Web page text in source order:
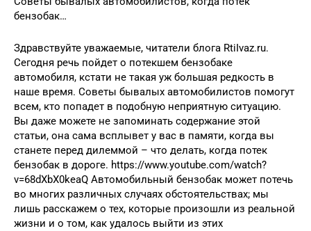
бензобак…
Здравствуйте уважаемые, читатели блога RtiIvaz.ru.
Сегодня речь пойдет о потекшем бензобаке
автомобиля, кстати не такая уж большая редкость в
наше время. Советы бывалых автомобилистов помогут
всем, кто попадет в подобную неприятную ситуацию.
Вы даже можете не запоминать содержание этой
статьи, она сама всплывет у вас в памяти, когда вы
станете перед дилеммой – что делать, когда потек
бензобак в дороге. https://www.youtube.com/watch?
v=68dXbX0keaQ Автомобильный бензобак может потечь
во многих различных случаях обстоятельствах; мы
лишь расскажем о тех, которые произошли из реальной
жизни и о том, как удалось выйти из этих